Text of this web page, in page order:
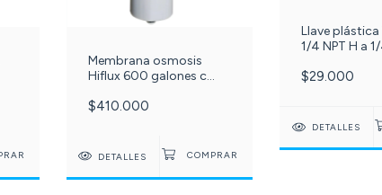
Membrana osmosis
Hiflux 600 galones c
$410.000
DETALLES
Llave plástica
1/4 NPT H a
inversa REF -
$29.000
DETALLES